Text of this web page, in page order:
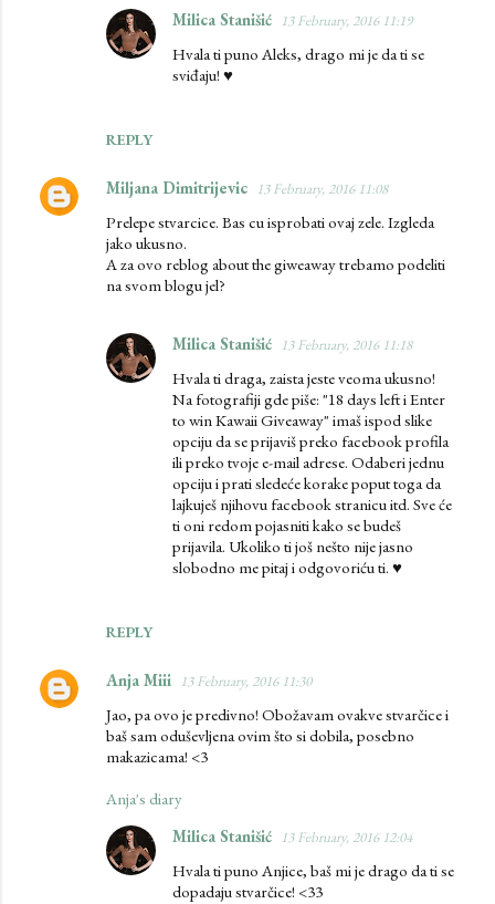
REPLY
Milica Stanišić 13 February, 2016 11:19
Hvala ti puno Aleks, drago mi je da ti se
sviđaju! ♥
Miljana Dimitrijevic 13 February, 2016 11:08
Prelepe stvarcice. Bas cu isprobati ovaj zele. Izgleda
jako ukusno.
A za ovo reblog about the giweaway trebamo podeliti
na svom blogu jel?
REPLY
Milica Stanišić 13 February, 2016 11:18
Hvala ti draga, zaista jeste veoma ukusno!
Na fotografiji gde piše: "18 days left i Enter
to win Kawaii Giveaway" imaš ispod slike
opciju da se prijaviš preko facebook profila
ili preko tvoje e-mail adrese. Odaberi jednu
opciju i prati sledeće korake poput toga da
lajkuješ njihovu facebook stranicu itd. Sve će
ti oni redom pojasniti kako se budeš
prijavila. Ukoliko ti još nešto nije jasno
slobodno me pitaj i odgovoriću ti. ♥
Anja Miii 13 February, 2016 11:30
Jao, pa ovo je predivno! Obožavam ovakve stvarčice i
baš sam oduševljena ovim što si dobila, posebno
makazicama! <3
Anja's diary
Milica Stanišić 13 February, 2016 12:04
Hvala ti puno Anjice, baš mi je drago da ti se
dopadaju stvarčice! <33